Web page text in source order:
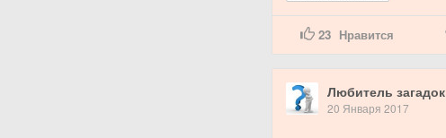
23 Нравится
Любитель загадок
20 Января 2017